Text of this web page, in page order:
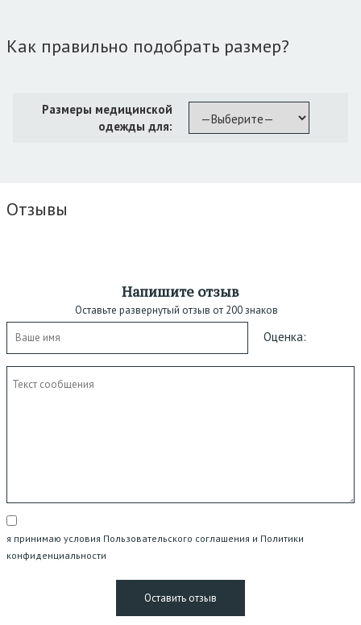
Как правильно подобрать размер?
Размеры медицинской
одежды для:
Отзывы
Напишите отзыв
Оставьте развернутый отзыв от 200 знаков
Оценка:
я принимаю условия Пользовательского соглашения и Политики
конфиденциальности